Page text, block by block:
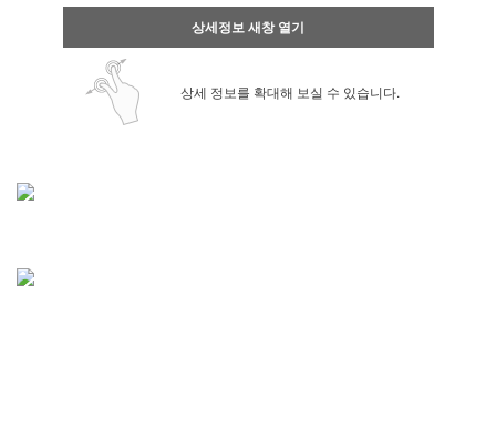
상세정보 새창 열기
상세 정보를 확대해 보실 수 있습니다.